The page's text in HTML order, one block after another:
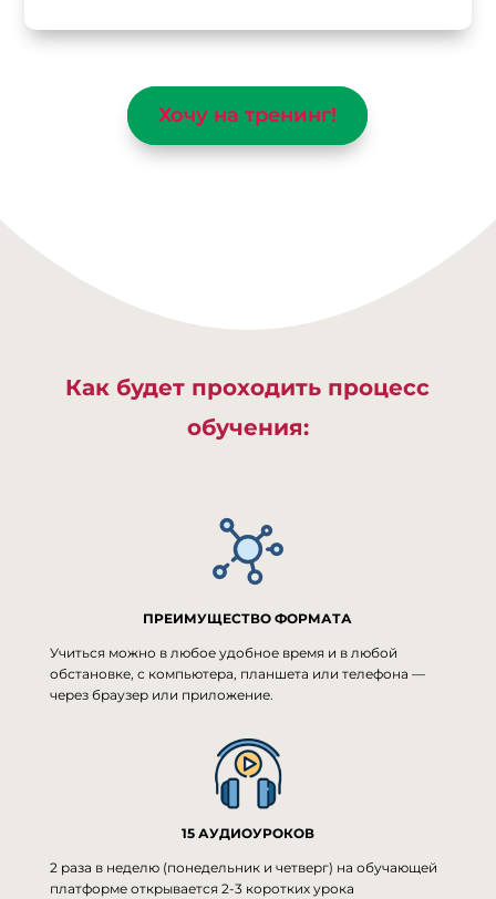
Хочу на тренинг!
Как будет проходить процесс
обучения:
ПРЕИМУЩЕСТВО ФОРМАТА
Учиться можно в любое удобное время и в любой
обстановке, с компьютера, планшета или телефона —
через браузер или приложение.
15 АУДИОУРОКОВ
2 раза в неделю (понедельник и четверг) на обучающей
платформе открывается 2-3 коротких урока